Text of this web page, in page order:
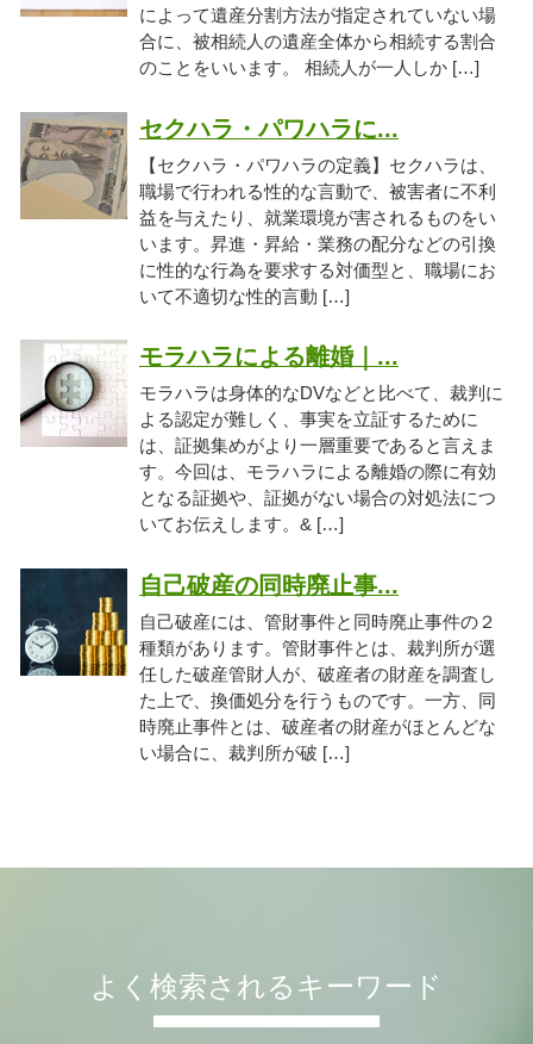
によって遺産分割方法が指定されていない場
合に、被相続人の遺産全体から相続する割合
のことをいいます。 相続人が一人しか […]
セクハラ・パワハラに...
【セクハラ・パワハラの定義】セクハラは、
職場で行われる性的な言動で、被害者に不利
益を与えたり、就業環境が害されるものをい
います。昇進・昇給・業務の配分などの引換
に性的な行為を要求する対価型と、職場にお
いて不適切な性的言動 […]
モラハラによる離婚｜...
モラハラは身体的なDVなどと比べて、裁判に
よる認定が難しく、事実を立証するために
は、証拠集めがより一層重要であると言えま
す。今回は、モラハラによる離婚の際に有効
となる証拠や、証拠がない場合の対処法につ
いてお伝えします。& […]
自己破産の同時廃止事...
自己破産には、管財事件と同時廃止事件の２
種類があります。管財事件とは、裁判所が選
任した破産管財人が、破産者の財産を調査し
た上で、換価処分を行うものです。一方、同
時廃止事件とは、破産者の財産がほとんどな
い場合に、裁判所が破 […]
よく検索されるキーワード